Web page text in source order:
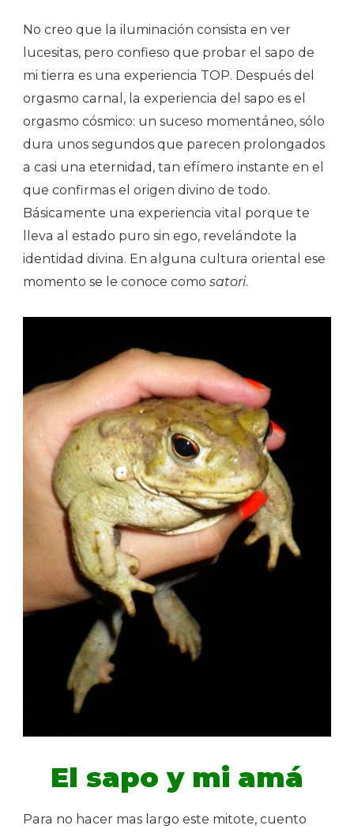
No creo que la iluminación consista en ver
lucesitas, pero confieso que probar el sapo de
mi tierra es una experiencia TOP. Después del
orgasmo carnal, la experiencia del sapo es el
orgasmo cósmico: un suceso momentáneo, sólo
dura unos segundos que parecen prolongados
a casi una eternidad, tan efímero instante en el
que confirmas el origen divino de todo.
Básicamente una experiencia vital porque te
lleva al estado puro sin ego, revelándote la
identidad divina. En alguna cultura oriental ese
momento se le conoce como satori.
El sapo y mi amá
Para no hacer mas largo este mitote, cuento